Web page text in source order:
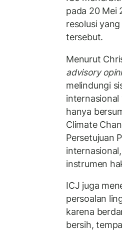
pada 20 Mei
resolusi
tersebut.
Menurut
advisory
melindungi
hanya
Climate
Persetujuan
instrumen
ICJ juga
persoalan
karena
bersih,